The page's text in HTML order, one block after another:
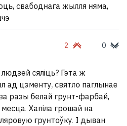
свабоднага жылля няма,
2 0
сяліць? Гэта ж
ад цэменту, святло паглынае
разы белай грунт-фарбай,
месца. Хапіла грошай на
грунтоўку. І дыван